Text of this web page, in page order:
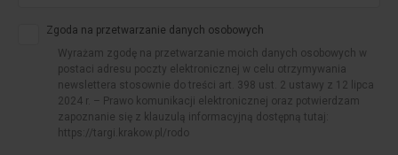
Zgoda na przetwarzanie danych osobowych
Wyrażam zgodę na przetwarzanie moich danych osobowych w
postaci adresu poczty elektronicznej w celu otrzymywania
newslettera stosownie do treści art. 398 ust. 2 ustawy z 12 lipca
2024 r. – Prawo komunikacji elektronicznej oraz potwierdzam
zapoznanie się z klauzulą informacyjną dostępną tutaj:
https://targi.krakow.pl/rodo